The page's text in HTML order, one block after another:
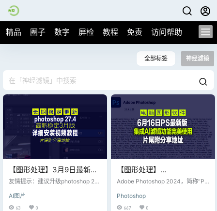
精品 圈子 数字 屏检 教程 免责 访问帮助
全部标签 神经滤镜
【图形处理】3月9日最新
Adobe Photoshop
经滤镜与4K生成能力
友情提示：建议升级photoshop 27.
经滤镜的皮肤平滑度无法开启使
用，但是升级到photoshop 27.4后
AI图片
63 0
【图形处理】
Ps2024_Adobe Photoshop
滤镜功能多语便携版
Adobe Photoshop 2024，简称“PS
和发行的图像处理软件。Photosho
p主要处理以像素所构成的数字图
Photoshop
667 0